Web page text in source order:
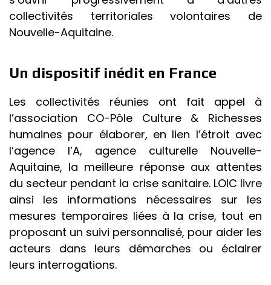
collectivités territoriales volontaires de
Nouvelle-Aquitaine.
Un dispositif inédit en France
Les collectivités réunies ont fait appel à
l’association CO-Pôle Culture & Richesses
humaines pour élaborer, en lien l’étroit avec
l’agence l’A, agence culturelle Nouvelle-
Aquitaine, la meilleure réponse aux attentes
du secteur pendant la crise sanitaire. LOIC livre
ainsi les informations nécessaires sur les
mesures temporaires liées à la crise, tout en
proposant un suivi personnalisé, pour aider les
acteurs dans leurs démarches ou éclairer
leurs interrogations.